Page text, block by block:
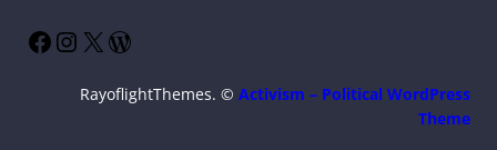
Facebook Instagram X WordPress
RayoflightThemes. © Activism – Political WordPress
Theme